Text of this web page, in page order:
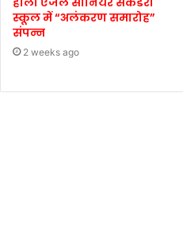
स्कूल में “अलंकरण समारोह”
संपन्न
2 weeks ago